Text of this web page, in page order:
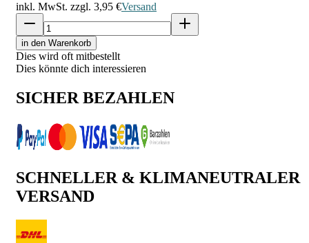
inkl. MwSt. zzgl. 3,95 €Versand
in den Warenkorb
Dies wird oft mitbestellt
Dies könnte dich interessieren
SICHER BEZAHLEN
SCHNELLER & KLIMANEUTRALER
VERSAND